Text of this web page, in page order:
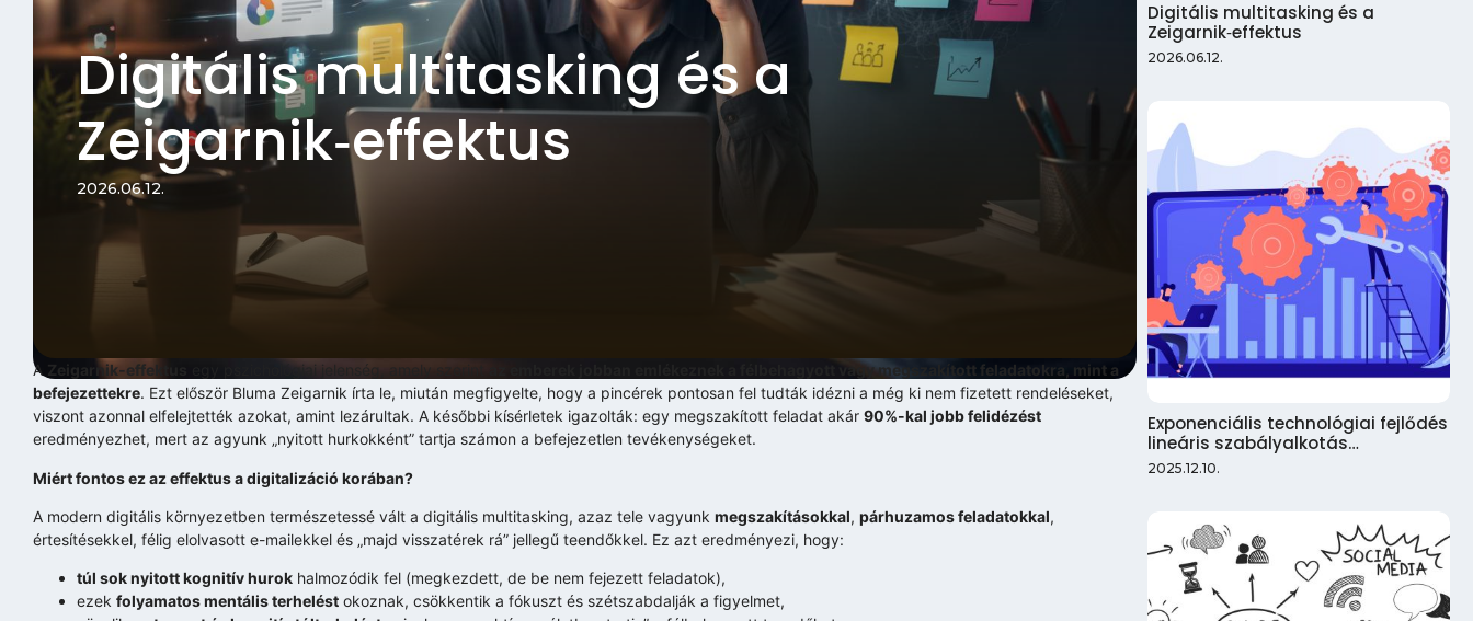
Digitális multitasking és a
Zeigarnik‑effektus
2026.06.12.
A Zeigarnik‑effektus egy pszichológiai jelenség, amely szerint
az emberek jobban emlékeznek a félbehagyott vagy megszakított feladatokra, mint a
befejezettekre. Ezt először Bluma Zeigarnik írta le, miután megfigyelte, hogy a pincérek pontosan fel tudták idézni a még ki nem fizetett rendeléseket,
viszont azonnal elfelejtették azokat, amint lezárultak. A későbbi kísérletek igazolták: egy megszakított feladat akár 90%-kal jobb felidézést
eredményezhet, mert az agyunk „nyitott hurkokként” tartja számon a befejezetlen tevékenységeket.
Miért fontos ez az effektus a digitalizáció korában?
A modern digitális környezetben természetessé vált a digitális multitasking, azaz tele vagyunk megszakításokkal, párhuzamos feladatokkal,
értesítésekkel, félig elolvasott e-mailekkel és „majd visszatérek rá” jellegű teendőkkel. Ez azt eredményezi, hogy:
túl sok nyitott kognitív hurok halmozódik fel (megkezdett, de be nem fejezett feladatok),
ezek folyamatos mentális terhelést okoznak, csökkentik a fókuszt és szétszabdalják a figyelmet,
Digitális multitasking és a
Zeigarnik‑effektus
2026.06.12.
Exponenciális technológiai fejlődés
lineáris szabályalkotás…
2025.12.10.